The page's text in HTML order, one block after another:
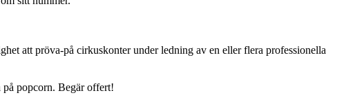
att pröva-på cirkuskonter under ledning av en eller flera professionella
popcorn. Begär offert!